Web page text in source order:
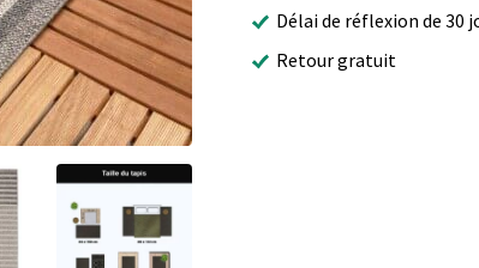
Délai de réflexion de 30
Retour gratuit